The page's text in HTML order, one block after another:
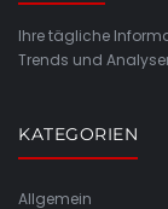
Ihre tägliche
Trends und
KATEGORIEN
Allgemein